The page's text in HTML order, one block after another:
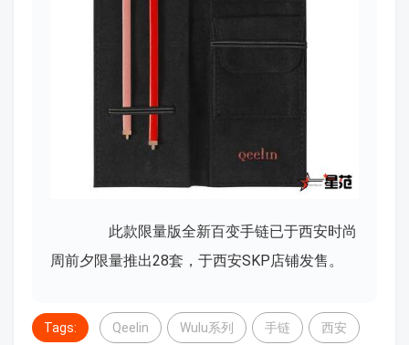
此款限量版全新百变手链已于西安时尚
周前夕限量推出28套，于西安SKP店铺发售。
Tags: Qeelin Wulu系列 手链 西安